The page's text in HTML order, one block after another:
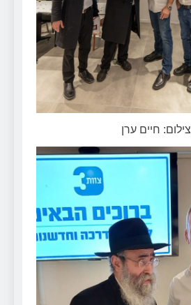
צילום: חיים ערן